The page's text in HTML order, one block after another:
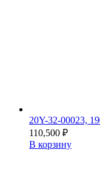
20Y-32-00023,
110,500 ₽
В корзину